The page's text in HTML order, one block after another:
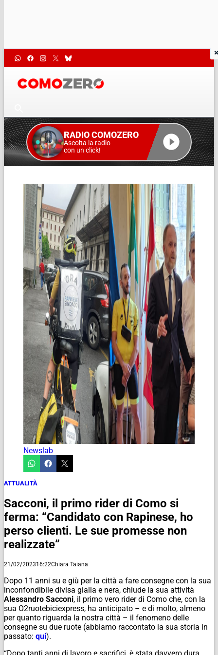
RADIO COMOZERO
Ascolta la radio
con un click!
Newslab
ATTUALITÀ
Sacconi, il primo rider di Como si
ferma: “Candidato con Rapinese, ho
perso clienti. Le sue promesse non
realizzate”
21/02/202316:22Chiara Taiana
Dopo 11 anni su e giù per la città a fare consegne con la sua
inconfondibile divisa gialla e nera, chiude la sua attività
Alessandro Sacconi, il primo vero rider di Como che, con la
sua O2ruotebiciexpress, ha anticipato – e di molto, almeno
per quanto riguarda la nostra città – il fenomeno delle
consegne su due ruote (abbiamo raccontato la sua storia in
passato: qui).
“Dopo tanti anni di lavoro e sacrifici, è stata davvero dura